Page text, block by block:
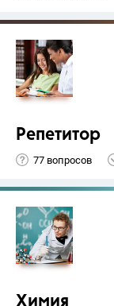
Репетитор
77 вопросов
Химия